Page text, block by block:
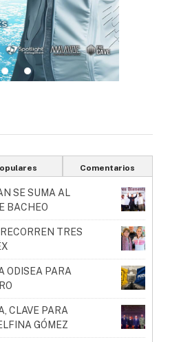
Comentarios
SE SUMA AL
BACHEO
TRES
ODISEA PARA
CLAVE PARA
GÓMEZ